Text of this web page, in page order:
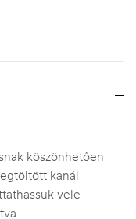
köszönhetően
kanál
vele